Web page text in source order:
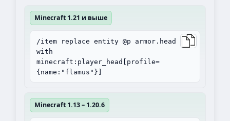
Minecraft 1.21 и выше
/item replace entity @p armor.head
with
minecraft:player_head[profile=
{name:"flamus"}]
Minecraft 1.13 – 1.20.6